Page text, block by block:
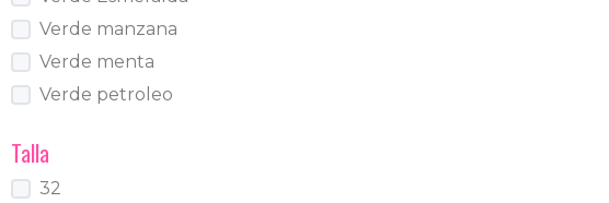
Verde manzana
Verde menta
Verde petroleo
Talla
32